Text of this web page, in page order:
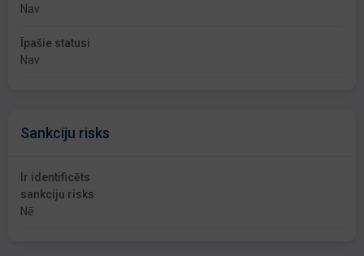
Nav
Īpašie statusi
Nav
Sankciju risks
Ir identificēts
sankciju risks
Nē